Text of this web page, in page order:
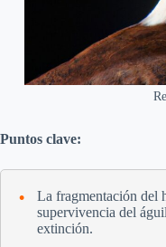
Puntos clave:
La fragmentación del
supervivencia del
extinción.